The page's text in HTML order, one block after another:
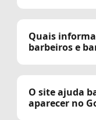
Quais
barbeiros e
O site ajuda
aparecer no